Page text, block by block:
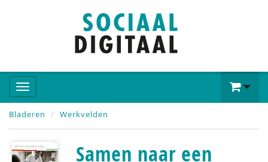
Bladeren Werkvelden
Samen naar een